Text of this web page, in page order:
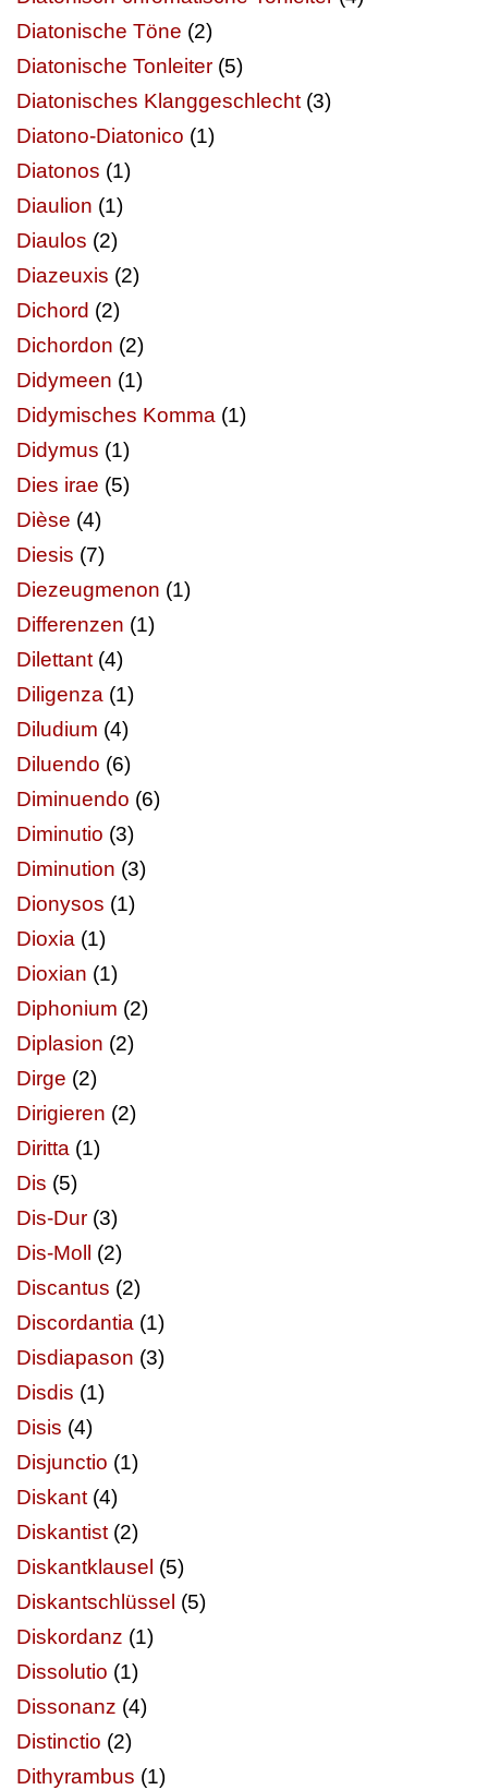
Diatonische Töne (2)
Diatonische Tonleiter (5)
Diatonisches Klanggeschlecht (3)
Diatono-Diatonico (1)
Diatonos (1)
Diaulion (1)
Diaulos (2)
Diazeuxis (2)
Dichord (2)
Dichordon (2)
Didymeen (1)
Didymisches Komma (1)
Didymus (1)
Dies irae (5)
Dièse (4)
Diesis (7)
Diezeugmenon (1)
Differenzen (1)
Dilettant (4)
Diligenza (1)
Diludium (4)
Diluendo (6)
Diminuendo (6)
Diminutio (3)
Diminution (3)
Dionysos (1)
Dioxia (1)
Dioxian (1)
Diphonium (2)
Diplasion (2)
Dirge (2)
Dirigieren (2)
Diritta (1)
Dis (5)
Dis-Dur (3)
Dis-Moll
(2)
Discantus (2)
Discordantia (1)
Disdiapason (3)
Disdis (1)
Disis (4)
Disjunctio (1)
Diskant (4)
Diskantist (2)
Diskantklausel (5)
Diskantschlüssel (5)
Diskordanz (1)
Dissolutio (1)
Dissonanz (4)
Distinctio (2)
Dithyrambus (1)